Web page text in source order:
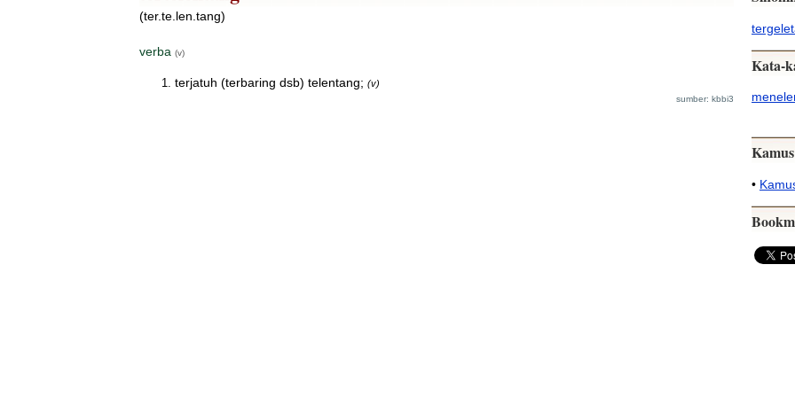
(ter.te.len.tang)
verba (v)
terjatuh (terbaring dsb) telentang; (v)
sumber: kbbi3
Kata-
•